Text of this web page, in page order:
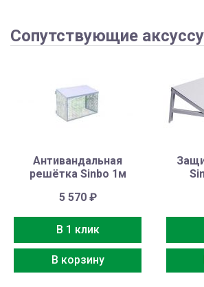
Сопутствующие
Антивандальная
решётка Sinbo 1м
5 570 ₽
В 1 клик
В корзину